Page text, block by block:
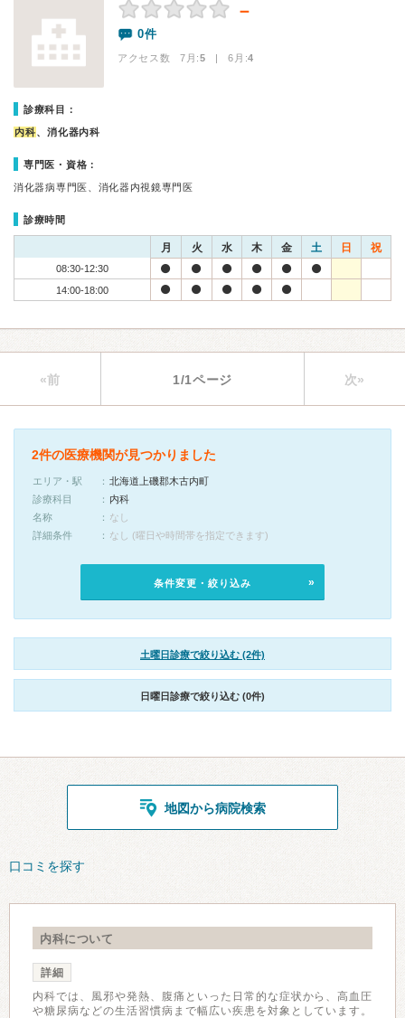
－
0件
アクセス数 7月:5 | 6月:4
診療科目：
内科、消化器内科
専門医・資格：
消化器病専門医、消化器内視鏡専門医
診療時間
月 火 水 木 金 土 日 祝
08:30-12:30
14:00-18:00
«前 1/1ページ 次»
2件の医療機関が見つかりました
エリア・駅
北海道上磯郡木古内町
診療科目
内科
名称
なし
詳細条件
なし (曜日や時間帯を指定できます)
条件変更・絞り込み
土曜日診療で絞り込む (2件)
日曜日診療で絞り込む (0件)
地図から病院検索
口コミを探す
内科について
詳細
内科では、風邪や発熱、腹痛といった日常的な症状から、高血圧
や糖尿病などの生活習慣病まで幅広い疾患を対象としています。